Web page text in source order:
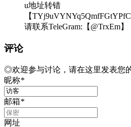
u地址转错
【
请联系TeleGram:【@TrxEm】
评论
◎欢迎参与讨论，请在这里发表您
昵称*
邮箱*
网址